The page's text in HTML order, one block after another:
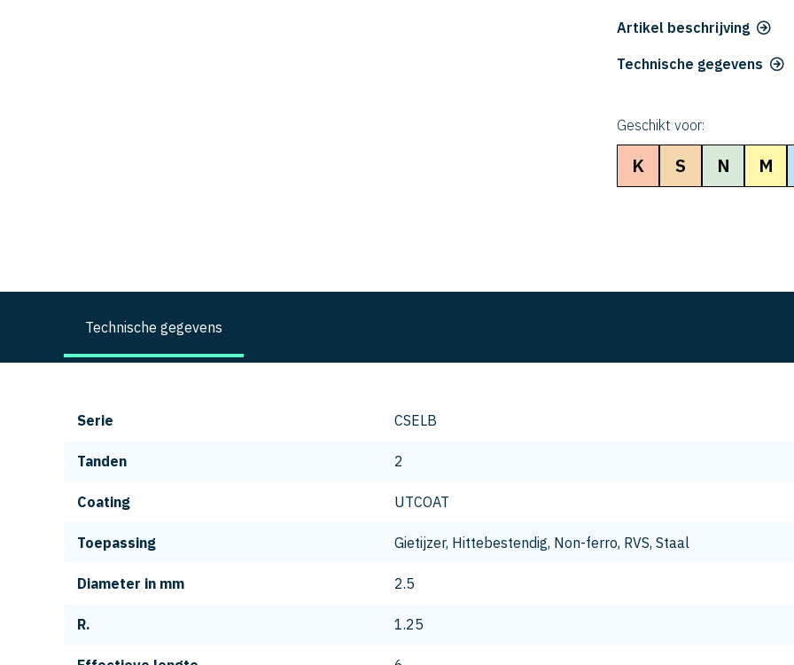
Artikel beschrijving
Technische gegevens
Geschikt voor:
K S N M
Technische gegevens
Serie CSELB
Tanden 2
Coating UTCOAT
Toepassing Gietijzer, Hittebestendig, Non-ferro, RVS, Staal
Diameter in mm 2.5
R. 1.25